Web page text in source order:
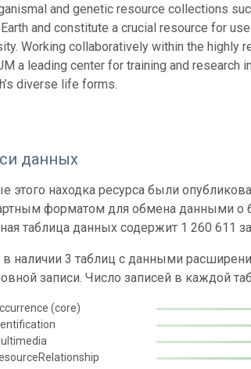
and genetic resource collections
and constitute a crucial resource for
Working collaboratively within the highly
a leading center for training and research
diverse life forms.
данных
этого находка ресурса были
форматом для обмена данными о
таблица данных содержит 1 260 611
наличии 3 таблиц с данными
записи. Число записей в каждой
(core)